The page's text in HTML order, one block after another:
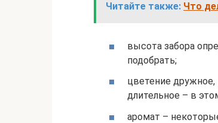
Читайте также: Что
высота забора
подобрать;
цветение
длительное – в
аромат –